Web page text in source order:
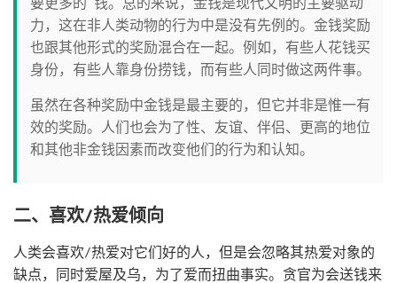
要更多的 钱。总的来说，金钱是现代文明的主要驱动
力，这在非人类动物的行为中是没有先例的。金钱奖励
也跟其他形式的奖励混合在一起。例如，有些人花钱买
身份，有些人靠身份捞钱，而有些人同时做这两件事。
虽然在各种奖励中金钱是最主要的，但它并非是惟一有
效的奖励。人们也会为了性、友谊、伴侣、更高的地位
和其他非金钱因素而改变他们的行为和认知。
二、喜欢/热爱倾向
人类会喜欢/热爱对它们好的人，但是会忽略其热爱对象的
缺点，同时爱屋及乌，为了爱而扭曲事实。贪官为会送钱来